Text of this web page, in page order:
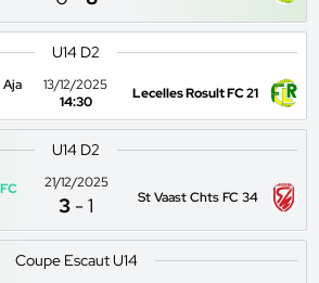
U14 D2
13/12/2025
14:30
Lecelles Rosult FC 21
U14 D2
21/12/2025
3 -1 St Vaast Chts FC 34
Coupe Escaut U14